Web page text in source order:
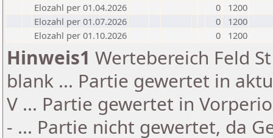
Elozahl per 01.04.2026
0
1200
Elozahl per 01.07.2026
0
1200
Elozahl per 01.10.2026
0 1200
Hinweis1 Wertebereich Feld
blank ... Partie gewertet in
V ... Partie gewertet in
- ... Partie nicht gewertet, da